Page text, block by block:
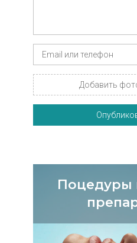
Добавить
Поцедуры